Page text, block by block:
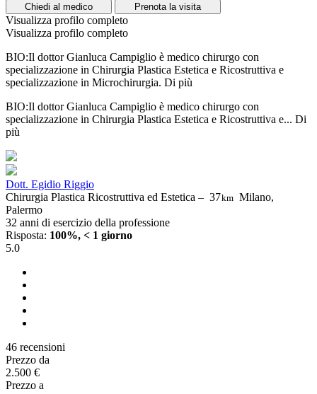
Chiedi al medico
Prenota la visita
Visualizza profilo completo
Visualizza profilo completo
BIO:Il dottor Gianluca Campiglio è medico chirurgo con
specializzazione in Chirurgia Plastica Estetica e Ricostruttiva e
specializzazione in Microchirurgia. Di più
BIO:Il dottor Gianluca Campiglio è medico chirurgo con
specializzazione in Chirurgia Plastica Estetica e Ricostruttiva e... Di
più
Dott. Egidio Riggio
Chirurgia Plastica Ricostruttiva ed Estetica – 37km Milano,
Palermo
32 anni di esercizio della professione
Risposta: 100%, < 1 giorno
5.0
46 recensioni
Prezzo da
2.500 €
Prezzo a